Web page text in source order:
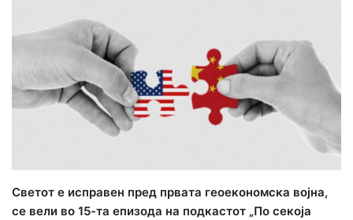
Светот е исправен пред првата геоекономска војна,
се вели во 15-та епизода на подкастот „По секоја